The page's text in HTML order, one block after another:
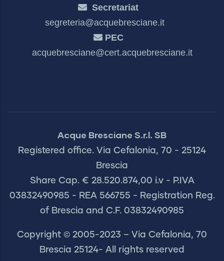
Secretariat
segreteria@acquebresciane.it
PEC
acquebresciane@cert.acquebresciane.it
Acque Bresciane S.r.l. SB
Registered office. Via Cefalonia, 70 - 25124
Brescia
Share Cap. € 28.520.874,00 i.v - P.IVA
03832490985 - REA 566755 - Registration Reg.
of Brescia and C.F. 03832490985
Copyright © 2005-2023 – Via Cefalonia, 70
Brescia 25124- All rights reserved